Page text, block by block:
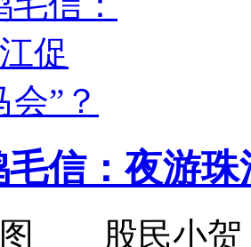
信：夜游
图 股民小贺